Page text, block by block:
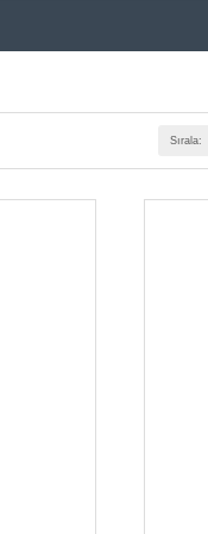
Sırala: